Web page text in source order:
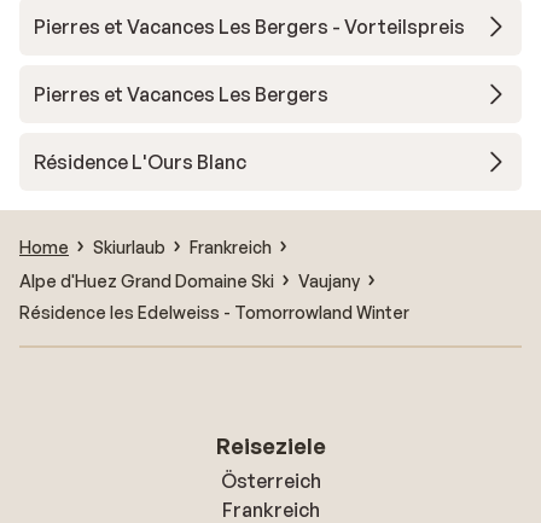
Pierres et Vacances Les Bergers - Vorteilspreis
Pierres et Vacances Les Bergers
Résidence L'Ours Blanc
Home Skiurlaub
Frankreich
Alpe d'Huez Grand Domaine Ski
Vaujany
Résidence les Edelweiss - Tomorrowland Winter
Reiseziele
Österreich
Frankreich